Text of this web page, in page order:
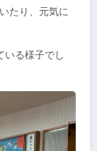
たり、元気に
いる様子でし